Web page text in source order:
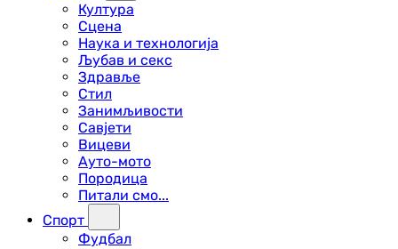
Култура
Сцена
Наука и технологија
Љубав и секс
Здравље
Стил
Занимљивости
Савјети
Вицеви
Ауто-мото
Породица
Питали смо...
Спорт
Фудбал